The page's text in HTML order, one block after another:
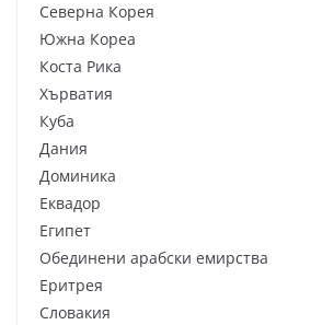
Северна Корея
Южна Кореа
Коста Рика
Хърватия
Куба
Дания
Доминика
Еквадор
Египет
Обединени арабски емирства
Еритрея
Словакия